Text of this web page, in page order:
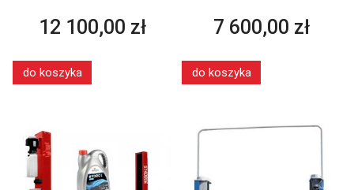
12 100,00 zł
do koszyka
7 600,00 zł
do koszyka